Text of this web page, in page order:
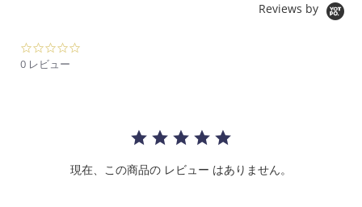
Reviews by
i
0 レビュー
現在、この商品の レビュー はありません。